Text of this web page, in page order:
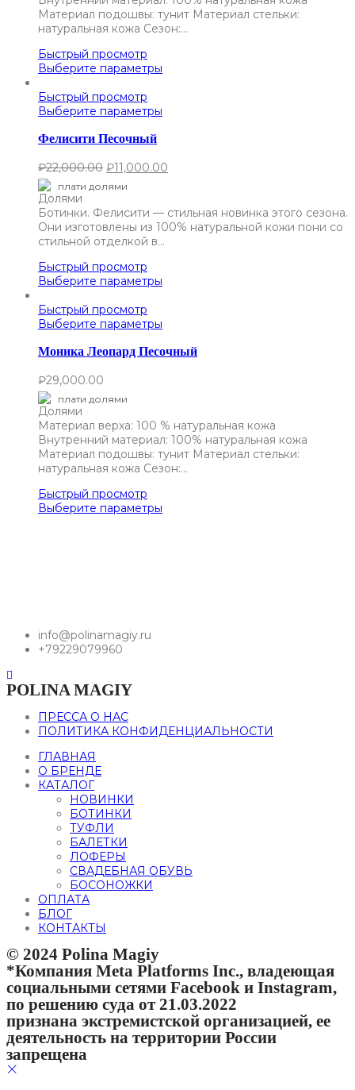
Материал подошвы: тунит Материал стельки:
натуральная кожа Сезон:…
Быстрый просмотр
Выберите параметры
Быстрый просмотр
Выберите параметры
Фелисити Песочный
₽22,000.00 ₽11,000.00
плати долями
Ботинки. Фелисити — стильная новинка этого сезона.
Они изготовлены из 100% натуральной кожи пони со
стильной отделкой в…
Быстрый просмотр
Выберите параметры
Быстрый просмотр
Выберите параметры
Моника Леопард Песочный
₽29,000.00
плати долями
Материал верха: 100 % натуральная кожа
Внутренний материал: 100% натуральная кожа
Материал подошвы: тунит Материал стельки:
натуральная кожа Сезон:…
Быстрый просмотр
Выберите параметры
info@polinamagiy.ru
+79229079960
POLINA MAGIY
ПРЕССА О НАС
ПОЛИТИКА КОНФИДЕНЦИАЛЬНОСТИ
ГЛАВНАЯ
О БРЕНДЕ
КАТАЛОГ
НОВИНКИ
БОТИНКИ
ТУФЛИ
БАЛЕТКИ
ЛОФЕРЫ
СВАДЕБНАЯ ОБУВЬ
БОСОНОЖКИ
ОПЛАТА
БЛОГ
КОНТАКТЫ
© 2024 Polina Magiy
*Компания Meta Platforms Inc., владеющая
социальными сетями Facebook и Instagram,
по решению суда от 21.03.2022
признана экстремистской организацией, ее
деятельность на территории России
запрещена